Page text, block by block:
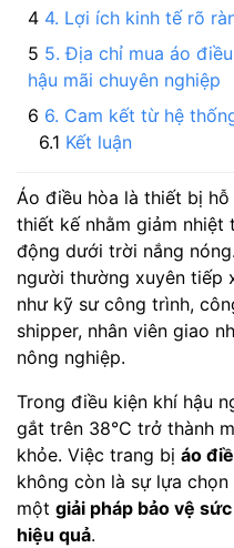
4. Lợi ích kinh tế rõ
5. Địa chỉ mua áo
hậu mãi chuyên nghiệp
6. Cam kết từ hệ
Kết luận
Áo điều hòa là thiết bị
thiết kế nhằm giảm
động dưới trời nắng
người thường xuyên tiếp
như kỹ sư công trình,
shipper, nhân viên giao
nông nghiệp.
Trong điều kiện khí hậu
gắt trên 38°C trở thành
khỏe. Việc trang bị áo
không còn là sự lựa
một giải pháp bảo vệ
hiệu quả.